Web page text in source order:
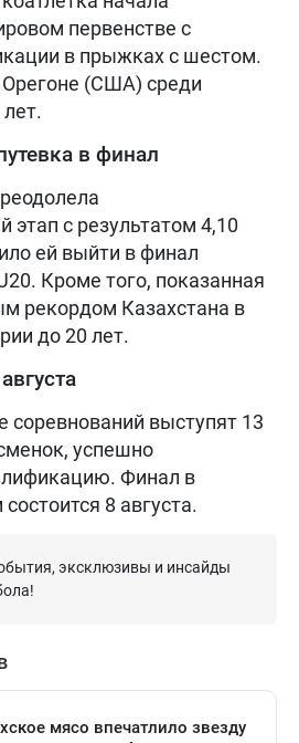
первенстве с
в прыжках с шестом.
Орегоне (США) среди
в финал
с результатом 4,10
ей выйти в финал
Кроме того, показанная
рекордом Казахстана в
до 20 лет.
выступят 13
успешно
Финал в
8 августа.
эксклюзивы и инсайды